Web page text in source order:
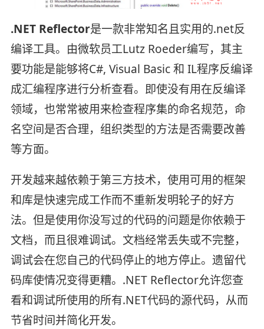
.NET Reflector是一款非常知名且实用的.net反
编译工具。由微软员工Lutz Roeder编写，其主
要功能是能够将C#, Visual Basic 和 IL程序反编译
成汇编程序进行分析查看。即使没有用在反编译
领域，也常常被用来检查程序集的命名规范，命
名空间是否合理，组织类型的方法是否需要改善
等方面。
开发越来越依赖于第三方技术，使用可用的框架
和库是快速完成工作而不重新发明轮子的好方
法。但是使用你没写过的代码的问题是你依赖于
文档，而且很难调试。文档经常丢失或不完整，
调试会在您自己的代码停止的地方停止。遗留代
码库使情况变得更糟。.NET Reflector允许您查
看和调试所使用的所有.NET代码的源代码，从而
节省时间并简化开发。